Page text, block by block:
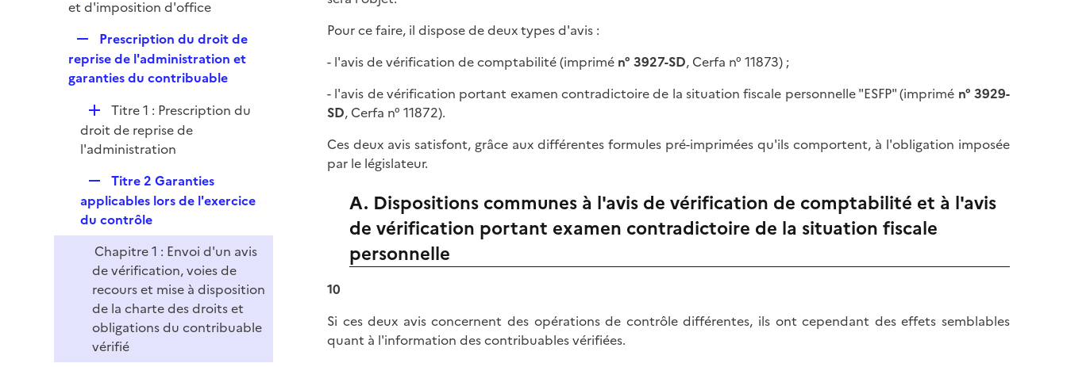
e
é
i
e
r
et d'imposition d'office
e
p
i
e
r
Prescription du droit de
reprise de l'administration et
garanties du contribuable
D
é
p
e
r
Titre 1 : Prescription du
droit de reprise de
l'administration
e
p
l
i
e
r
Titre 2 Garanties
applicables lors de l'exercice
du contrôle
Chapitre 1 : Envoi d'un avis
de vérification, voies de
recours et mise à disposition
de la charte des droits et
obligations du contribuable
vérifié
Pour ce faire, il dispose de deux types d'avis :
- l'avis de vérification de comptabilité (imprimé n° 3927-SD, Cerfa n° 11873) ;
- l'avis de vérification portant examen contradictoire de la situation fiscale personnelle "ESFP" (imprimé n° 3929-
SD, Cerfa n° 11872).
Ces deux avis satisfont, grâce aux différentes formules pré-imprimées qu'ils comportent, à l'obligation imposée
par le législateur.
A. Dispositions communes à l'avis de vérification de comptabilité et à l'avis
de vérification portant examen contradictoire de la situation fiscale
personnelle
10
Si ces deux avis concernent des opérations de contrôle différentes, ils ont cependant des effets semblables
quant à l'information des contribuables vérifiées.